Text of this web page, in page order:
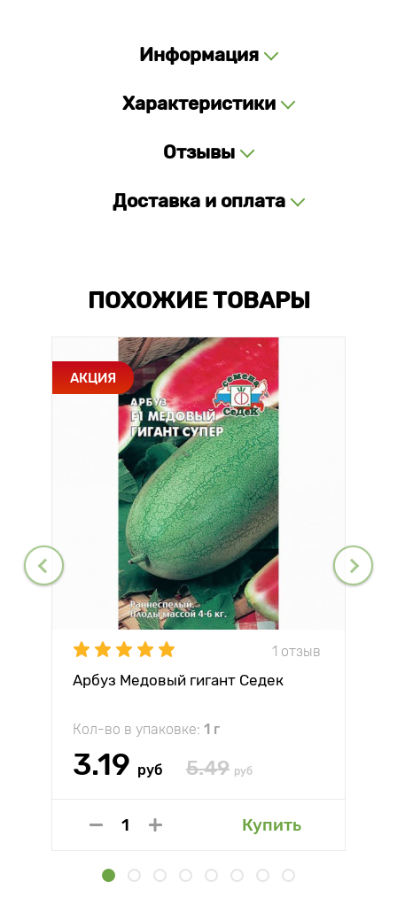
Информация
Характеристики
Отзывы
Доставка и оплата
ПОХОЖИЕ ТОВАРЫ
АКЦИЯ
1 отзыв
Арбуз Медовый гигант Седек
Кол-во в упаковке: 1 г
3.19 руб 5.49 руб
Купить